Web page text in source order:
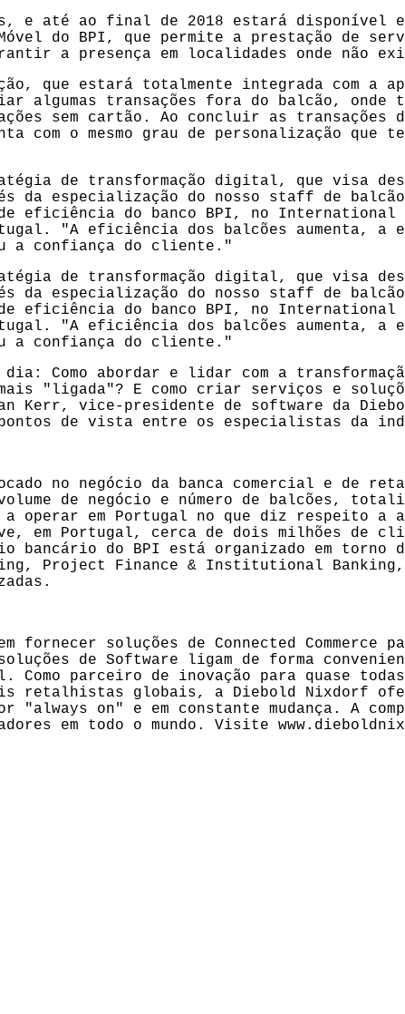
e até ao final de 2018 estará disponível
do BPI, que permite a prestação de
a presença em localidades onde não
que estará totalmente integrada com a
algumas transações fora do balcão, onde
sem cartão. Ao concluir as
o mesmo grau de personalização que
de transformação digital, que visa
da especialização do nosso staff de
do banco BPI, no International
"A eficiência dos balcões aumenta, a
a confiança do cliente."
de transformação digital, que visa
da especialização do nosso staff de
do banco BPI, no International
"A eficiência dos balcões aumenta, a
a confiança do cliente."
Como abordar e lidar com a
"ligada"? E como criar serviços e
Kerr, vice-presidente de software da
pontos de vista entre os especialistas da
no negócio da banca comercial e de
de negócio e número de balcões,
em Portugal no que diz respeito a
em Portugal, cerca de dois milhões de
do BPI está organizado em torno
Project Finance & Institutional
soluções de Connected Commerce
de Software ligam de forma
Como parceiro de inovação para quase
retalhistas globais, a Diebold Nixdorf
on" e em constante mudança. A
em todo o mundo. Visite